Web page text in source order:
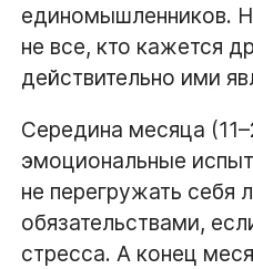
единомышленников.
не все, кто кажется
действительно ими
Середина месяца
эмоциональные
не перегружать себя
обязательствами,
стресса. А конец